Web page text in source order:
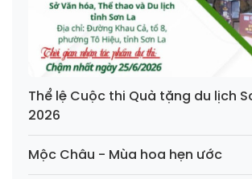
Thể lệ Cuộc thi Quà tặng du lịch
2026
Mộc Châu - Mùa hoa hẹn ước